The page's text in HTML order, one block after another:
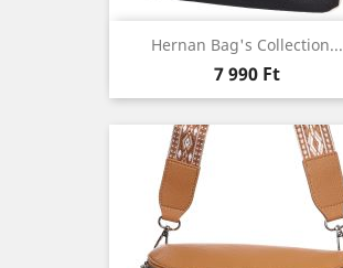
Hernan Bag's Collection...
Ár
7 990 Ft